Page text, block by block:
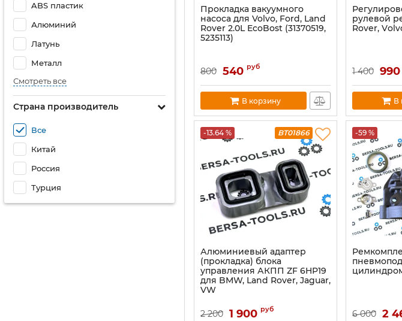
ABS пластик
Алюминий
Латунь
Металл
Смотреть все
Страна производитель
Все
Китай
Россия
Турция
Прокладка вакуумного
насоса для Volvo, Ford, Land
Rover 2.0L EcoBost (31370519,
5235113)
800 540 руб
В корзину
рулевой
Rover,
1 400 990
В
-13.64 % BT01866
Алюминиевый адаптер
(прокладка) блока
управления АКПП ZF 6HP19
для BMW, Land Rover, Jaguar,
VW
2 200 1 900 руб
-59 %
6 000 2